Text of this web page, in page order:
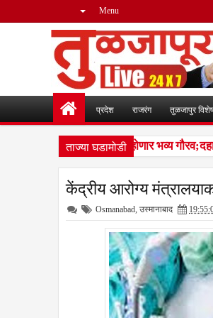
Menu
प्रदेश राजरंग तुळजापुर
ताज्या घडामोडी
समाजातील गुणवंतांचा होणार भव्य
केंद्रीय आरोग्य
Osmanabad, उस्मानाबाद